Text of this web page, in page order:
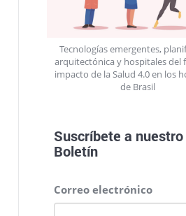
Tecnologías emergentes,
arquitectónica y hospitales del
impacto de la Salud 4.0 en los
de Brasil
Suscríbete a nuestro
Boletín
Correo electrónico